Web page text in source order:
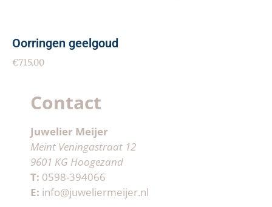
Oorringen geelgoud
€715.00
Contact
Juwelier Meijer
Meint Veningastraat 12
9601 KG Hoogezand
T: 0598-394066
E: info@juweliermeijer.nl